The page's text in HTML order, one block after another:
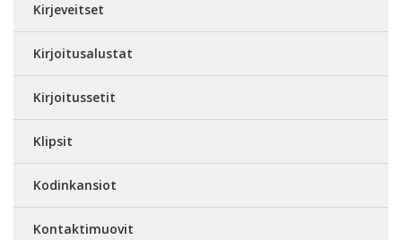
Kirjeveitset
Kirjoitusalustat
Kirjoitussetit
Klipsit
Kodinkansiot
Kontaktimuovit